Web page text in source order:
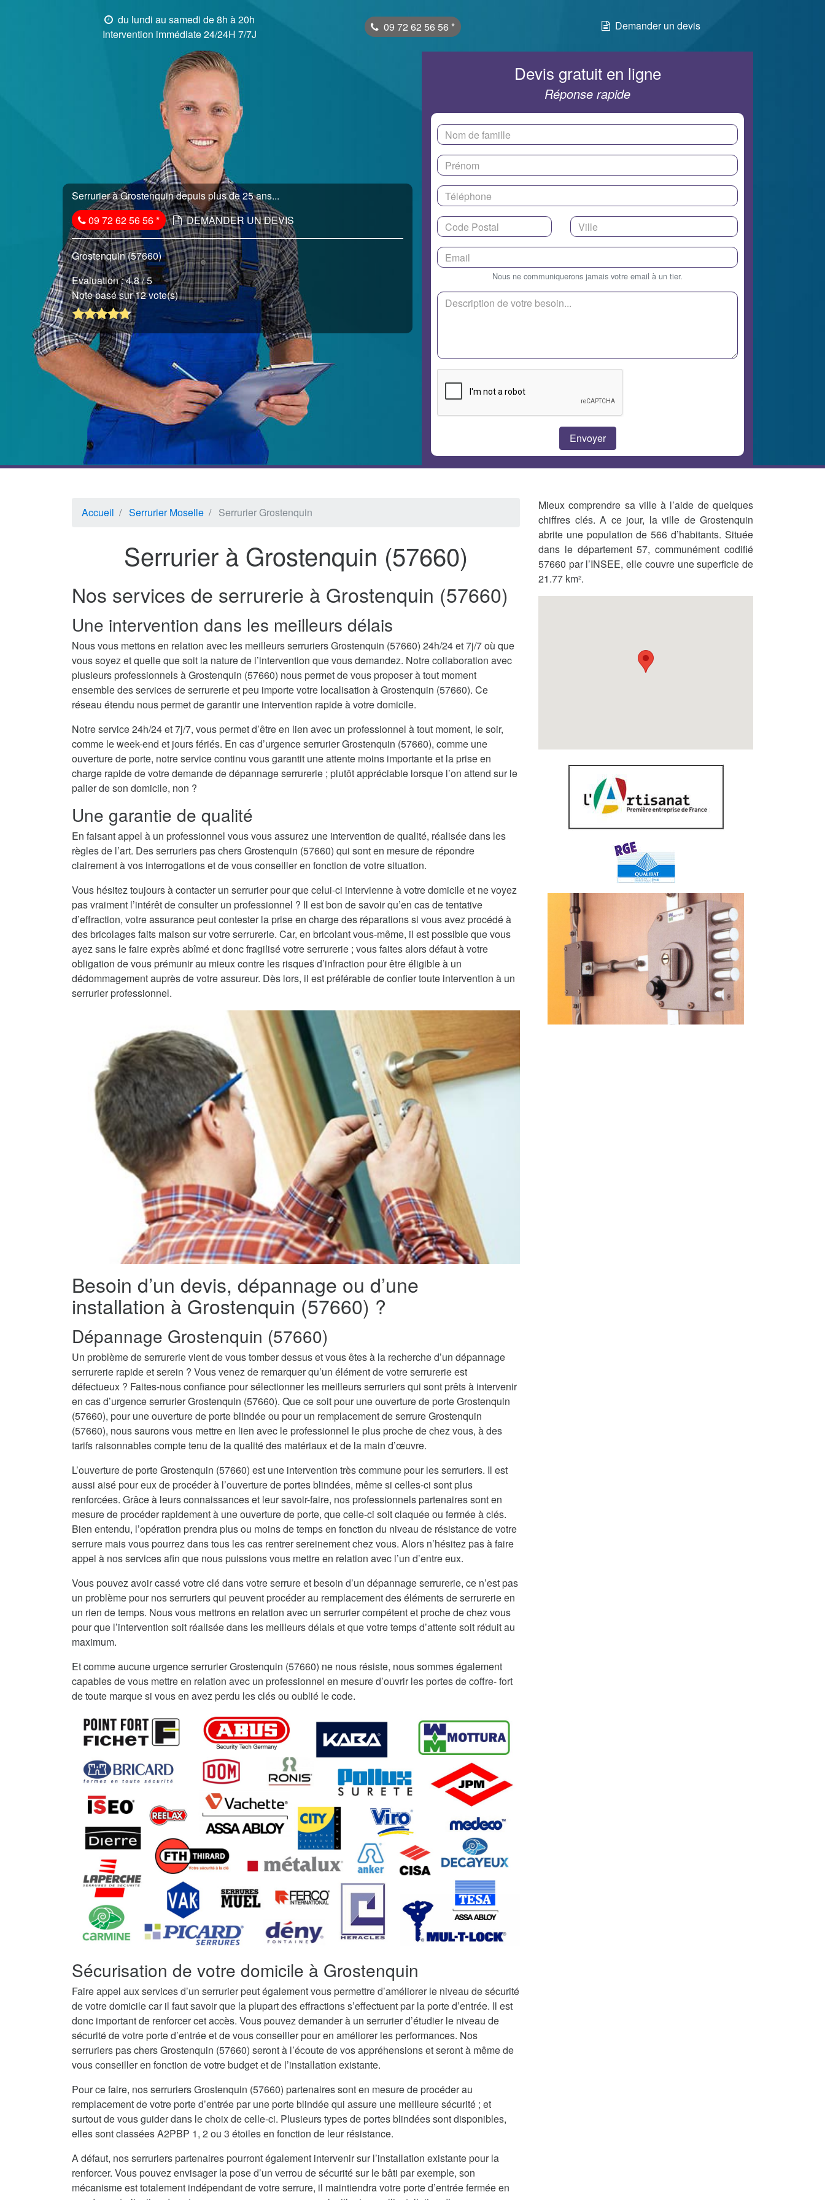
du lundi au samedi de 8h à 20h
Intervention immédiate 24/24H 7/7J
09 72 62 56 56 * Demander un devis
Serrurier à Grostenquin depuis plus de 25 ans...
09 72 62 56 56* DEMANDER UN DEVIS
Grostenquin (57660)
Evaluation :4.8/ 5
Note basé sur 12 vote(s)
Devis gratuit en ligne
Réponse rapide
Nous ne communiquerons jamais votre email à un tier.
Accueil Serrurier Moselle Serrurier Grostenquin
Serrurier à Grostenquin (57660)
Nos services de serrurerie à Grostenquin (57660)
Une intervention dans les meilleurs délais
Nous vous mettons en relation avec les meilleurs serruriers Grostenquin (57660) 24h/24 et 7j/7 où que
vous soyez et quelle que soit la nature de l’intervention que vous demandez. Notre collaboration avec
plusieurs professionnels à Grostenquin (57660) nous permet de vous proposer à tout moment
ensemble des services de serrurerie et peu importe votre localisation à Grostenquin (57660). Ce
réseau étendu nous permet de garantir une intervention rapide à votre domicile.
Notre service 24h/24 et 7j/7, vous permet d’être en lien avec un professionnel à tout moment, le soir,
comme le week-end et jours fériés. En cas d’urgence serrurier Grostenquin (57660), comme une
ouverture de porte, notre service continu vous garantit une attente moins importante et la prise en
charge rapide de votre demande de dépannage serrurerie ; plutôt appréciable lorsque l’on attend sur le
palier de son domicile, non ?
Une garantie de qualité
En faisant appel à un professionnel vous vous assurez une intervention de qualité, réalisée dans les
règles de l’art. Des serruriers pas chers Grostenquin (57660) qui sont en mesure de répondre
clairement à vos interrogations et de vous conseiller en fonction de votre situation.
Vous hésitez toujours à contacter un serrurier pour que celui-ci intervienne à votre domicile et ne voyez
pas vraiment l’intérêt de consulter un professionnel ? Il est bon de savoir qu’en cas de tentative
d’effraction, votre assurance peut contester la prise en charge des réparations si vous avez procédé à
des bricolages faits maison sur votre serrurerie. Car, en bricolant vous-même, il est possible que vous
ayez sans le faire exprès abîmé et donc fragilisé votre serrurerie ; vous faites alors défaut à votre
obligation de vous prémunir au mieux contre les risques d’infraction pour être éligible à un
dédommagement auprès de votre assureur. Dès lors, il est préférable de confier toute intervention à un
serrurier professionnel.
Besoin d’un devis, dépannage ou d’une
installation à Grostenquin (57660) ?
Dépannage Grostenquin (57660)
Un problème de serrurerie vient de vous tomber dessus et vous êtes à la recherche d’un dépannage
serrurerie rapide et serein ? Vous venez de remarquer qu’un élément de votre serrurerie est
défectueux ? Faites-nous confiance pour sélectionner les meilleurs serruriers qui sont prêts à intervenir
en cas d’urgence serrurier Grostenquin (57660). Que ce soit pour une ouverture de porte Grostenquin
(57660), pour une ouverture de porte blindée ou pour un remplacement de serrure Grostenquin
(57660), nous saurons vous mettre en lien avec le professionnel le plus proche de chez vous, à des
tarifs raisonnables compte tenu de la qualité des matériaux et de la main d’œuvre.
L’ouverture de porte Grostenquin (57660) est une intervention très commune pour les serruriers. Il est
aussi aisé pour eux de procéder à l’ouverture de portes blindées, même si celles-ci sont plus
renforcées. Grâce à leurs connaissances et leur savoir-faire, nos professionnels partenaires sont en
mesure de procéder rapidement à une ouverture de porte, que celle-ci soit claquée ou fermée à clés.
Bien entendu, l’opération prendra plus ou moins de temps en fonction du niveau de résistance de votre
serrure mais vous pourrez dans tous les cas rentrer sereinement chez vous. Alors n’hésitez pas à faire
appel à nos services afin que nous puissions vous mettre en relation avec l’un d’entre eux.
Vous pouvez avoir cassé votre clé dans votre serrure et besoin d’un dépannage serrurerie, ce n’est pas
un problème pour nos serruriers qui peuvent procéder au remplacement des éléments de serrurerie en
un rien de temps. Nous vous mettrons en relation avec un serrurier compétent et proche de chez vous
pour que l’intervention soit réalisée dans les meilleurs délais et que votre temps d’attente soit réduit au
maximum.
Et comme aucune urgence serrurier Grostenquin (57660) ne nous résiste, nous sommes également
capables de vous mettre en relation avec un professionnel en mesure d’ouvrir les portes de coffre- fort
de toute marque si vous en avez perdu les clés ou oublié le code.
Sécurisation de votre domicile à Grostenquin
Faire appel aux services d’un serrurier peut également vous permettre d’améliorer le niveau de sécurité
de votre domicile car il faut savoir que la plupart des effractions s’effectuent par la porte d’entrée. Il est
donc important de renforcer cet accès. Vous pouvez demander à un serrurier d’étudier le niveau de
sécurité de votre porte d’entrée et de vous conseiller pour en améliorer les performances. Nos
serruriers pas chers Grostenquin (57660) seront à l’écoute de vos appréhensions et seront à même de
vous conseiller en fonction de votre budget et de l’installation existante.
Pour ce faire, nos serruriers Grostenquin (57660) partenaires sont en mesure de procéder au
remplacement de votre porte d’entrée par une porte blindée qui assure une meilleure sécurité ; et
surtout de vous guider dans le choix de celle-ci. Plusieurs types de portes blindées sont disponibles,
elles sont classées A2PBP 1, 2 ou 3 étoiles en fonction de leur résistance.
A défaut, nos serruriers partenaires pourront également intervenir sur l’installation existante pour la
renforcer. Vous pouvez envisager la pose d’un verrou de sécurité sur le bâti par exemple, son
mécanisme est totalement indépendant de votre serrure, il maintiendra votre porte d’entrée fermée en
Mieux comprendre sa ville à l’aide de quelques
chiffres clés. A ce jour, la ville de Grostenquin
abrite une population de 566 d’habitants. Située
dans le département 57, communément codifié
57660 par l’INSEE, elle couvre une superficie de
21.77 km².